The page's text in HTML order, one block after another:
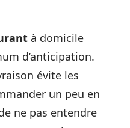
à domicile
d’anticipation.
évite les
un peu en
ne pas entendre